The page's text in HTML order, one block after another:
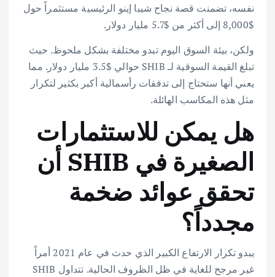
نفسه، تضمنت قصة نجاح شيبا إينو الرئيسية مستثمراً حول
$8,000 إلى أكثر من $5.7 مليار دولار.
ولكن، بيئة السوق اليوم تبدو مختلفة بشكل ملحوظ. حيث
تبلغ القيمة السوقية لـ SHIB حوالي $3.5 مليار دولار. مما
يعني أنها ستحتاج إلى تدفقات رأسمالية أكبر بكثير لتكرار
مثل هذه المكاسب الهائلة.
هل يمكن للاستثمارات
الصغيرة في SHIB أن
تحقق عوائد ضخمة
مجدداً؟
يبدو تكرار الارتفاع الكبير الذي حدث في عام 2021 أمراً
غير مرجح للغاية في ظل الظروف الحالية. تتداول SHIB